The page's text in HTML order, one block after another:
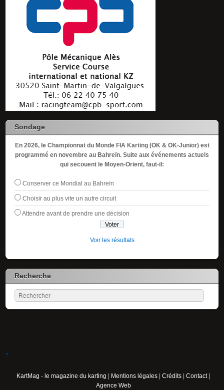
Sondage
En 2026, le Championnat du Monde FIA Karting (OK & OK-Junior) est
programmé en novembre au Bahreïn. Suite aux événements actuels
qui secouent le Moyen-Orient, faut-il:
Conserver ce Mondial au Bahreïn
Choisir au plus vite un autre circuit
Attendre avant de prendre une décision
Voir les résultats
Recherche
↑
KartMag - le magazine du karting | Mentions légales | Crédits | Contact|
Agence Web